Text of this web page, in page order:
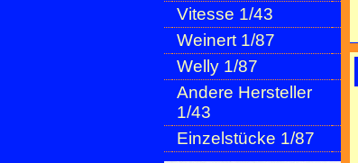
Vitesse 1/43
Weinert 1/87
Welly 1/87
Andere Hersteller
1/43
Einzelstücke 1/87